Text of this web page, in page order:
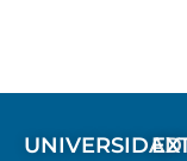
UNIVERSIDAD